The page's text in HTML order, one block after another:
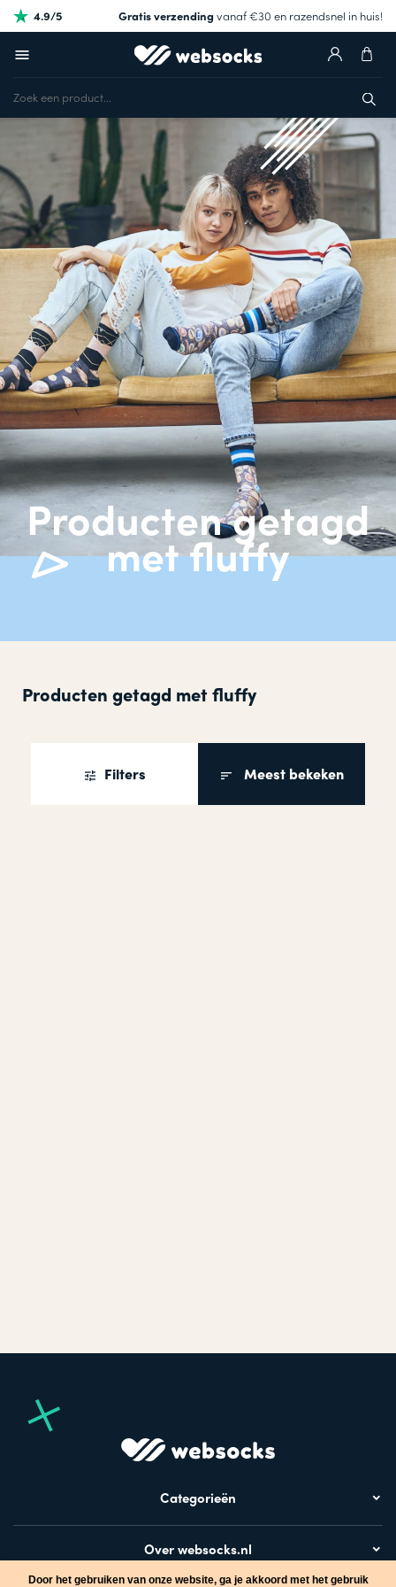
4.9/5 Gratis verzendingvanaf €30 en razendsnel in huis!
Producten getagd
met fluffy
Producten getagd met fluffy
Filters Meest bekeken
Categorieën
Over websocks.nl
Door het gebruiken van onze website, ga je akkoord met het gebruik